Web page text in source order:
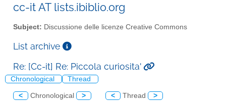
cc-it AT lists.ibiblio.org
Subject: Discussione delle licenze Creative Commons
List archive
Re: [Cc-it] Re: Piccola curiosita'
Chronological Thread
< Chronological > < Thread >